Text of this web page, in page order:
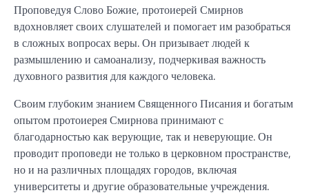
Проповедуя Слово Божие, протоиерей Смирнов
вдохновляет своих слушателей и помогает им разобраться
в сложных вопросах веры. Он призывает людей к
размышлению и самоанализу, подчеркивая важность
духовного развития для каждого человека.
Своим глубоким знанием Священного Писания и богатым
опытом протоиерея Смирнова принимают с
благодарностью как верующие, так и неверующие. Он
проводит проповеди не только в церковном пространстве,
но и на различных площадях городов, включая
университеты и другие образовательные учреждения.